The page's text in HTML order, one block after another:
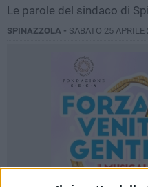
Le parole del sindaco di
SPINAZZOLA - SABATO 25 APRILE